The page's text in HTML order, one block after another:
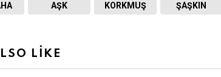
AŞK KORKMUŞ ŞAŞKIN
LIKE